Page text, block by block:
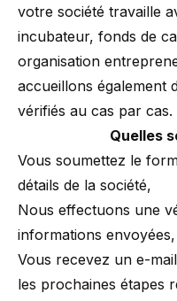
votre société travaille
incubateur, fonds de
organisation
accueillons également
vérifiés au cas par cas.
Quelles
Vous soumettez le
détails de la société,
Nous effectuons une
informations envoyées,
Vous recevez un e-
les prochaines étapes